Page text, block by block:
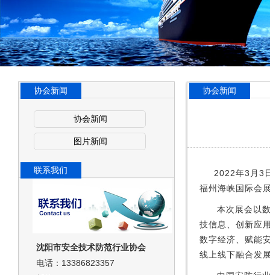
协会新闻
协会新闻
图片新闻
联系我们
沈阳市安全技术防范行业协会
电话：13386823357
协会新闻
2022年3月3
福州海峡国际会
本次展会以
技信息、创新应
数字经济、赋能
线上线下融合发